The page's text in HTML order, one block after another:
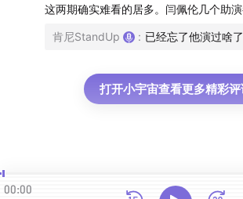
这两期确实难看的居多。闫佩伦几个助
肯尼StandUp : 已经忘了他演过啥了
打开小宇宙查看更多精彩评
00:00